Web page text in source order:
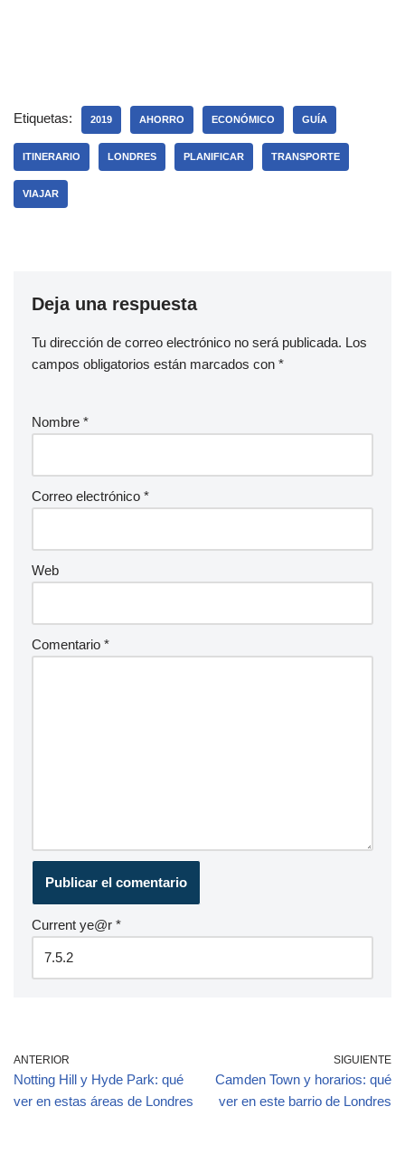
Etiquetas: 2019 AHORRO ECONÓMICO GUÍA
ITINERARIO LONDRES PLANIFICAR TRANSPORTE
VIAJAR
Deja una respuesta
Tu dirección de correo electrónico no será publicada. Los
campos obligatorios están marcados con *
Nombre *
Correo electrónico *
Web
Comentario *
Current ye@r *
ANTERIOR
Notting Hill y Hyde Park: qué
ver en estas áreas de Londres
SIGUIENTE
Camden Town y horarios: qué
ver en este barrio de Londres